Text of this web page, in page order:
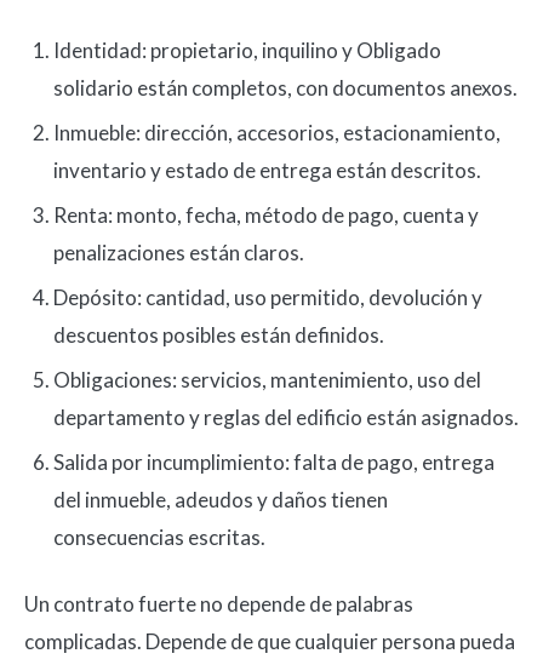
Identidad: propietario, inquilino y Obligado
solidario están completos, con documentos anexos.
Inmueble: dirección, accesorios, estacionamiento,
inventario y estado de entrega están descritos.
Renta: monto, fecha, método de pago, cuenta y
penalizaciones están claros.
Depósito: cantidad, uso permitido, devolución y
descuentos posibles están definidos.
Obligaciones: servicios, mantenimiento, uso del
departamento y reglas del edificio están asignados.
Salida por incumplimiento: falta de pago, entrega
del inmueble, adeudos y daños tienen
consecuencias escritas.
Un contrato fuerte no depende de palabras
complicadas. Depende de que cualquier persona pueda